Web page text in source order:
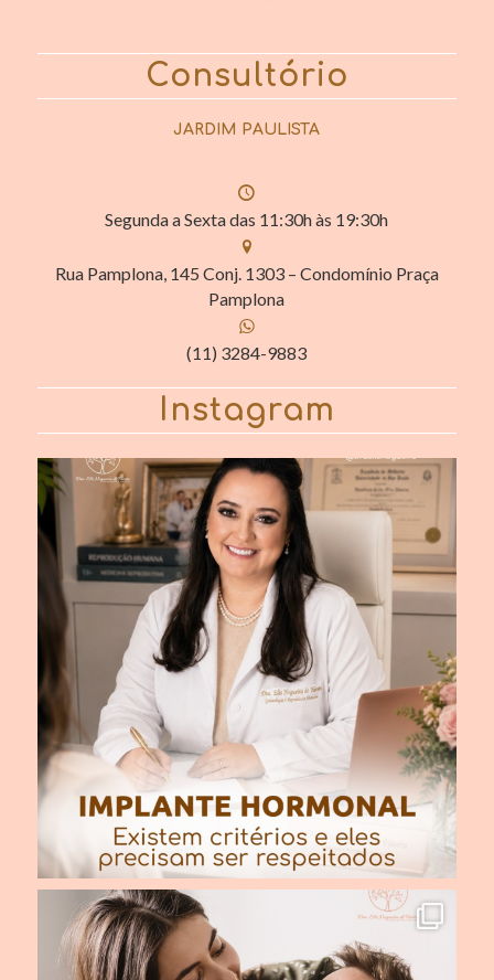
Consultório
JARDIM PAULISTA
Segunda a Sexta das 11:30h às 19:30h
Rua Pamplona, 145 Conj. 1303 – Condomínio Praça
Pamplona
(11) 3284-9883
Instagram